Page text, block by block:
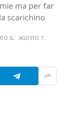
ma per far
scarichino
IL: AGOSTO 7,